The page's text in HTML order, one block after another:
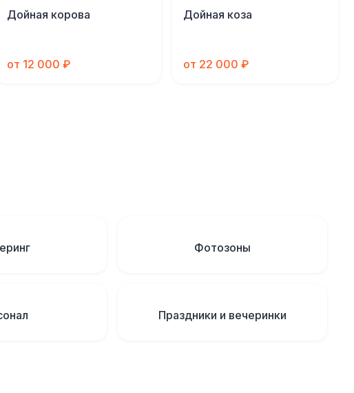
Дойная корова
от 12 000 ₽
Дойная коза
от 22 000 ₽
Фотозоны
Праздники и вечеринки